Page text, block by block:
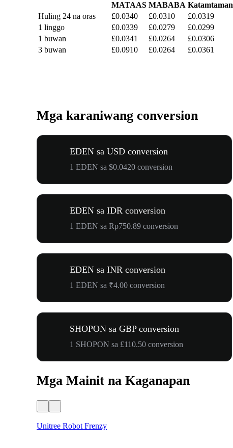
MATAAS MABABA Katamtaman
Huling 24 na oras
£0.0340 £0.0310 £0.0319
1 linggo
£0.0339 £0.0279 £0.0299
1 buwan
£0.0341 £0.0264 £0.0306
3 buwan
£0.0910 £0.0264 £0.0361
Mga karaniwang conversion
EDEN sa USD conversion
1 EDEN sa $0.0420 conversion
EDEN sa IDR conversion
1 EDEN sa Rp750.89 conversion
EDEN sa INR conversion
1 EDEN sa ₹4.00 conversion
SHOPON sa GBP conversion
1 SHOPON sa £110.50 conversion
Mga Mainit na Kaganapan
Unitree Robot Frenzy